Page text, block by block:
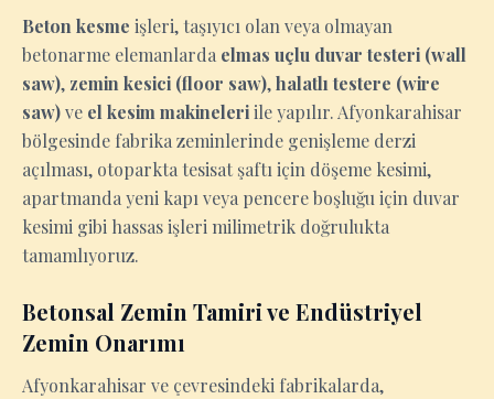
Beton kesme işleri, taşıyıcı olan veya olmayan
betonarme elemanlarda elmas uçlu duvar testeri (wall
saw), zemin kesici (floor saw),halatlı testere (wire
saw)ve el kesim makineleriile yapılır. Afyonkarahisar
bölgesinde fabrika zeminlerinde genişleme derzi
açılması, otoparkta tesisat şaftı için döşeme kesimi,
apartmanda yeni kapı veya pencere boşluğu için duvar
kesimi gibi hassas işleri milimetrik doğrulukta
tamamlıyoruz.
Betonsal Zemin Tamiri ve Endüstriyel
Zemin Onarımı
Afyonkarahisar ve çevresindeki fabrikalarda,